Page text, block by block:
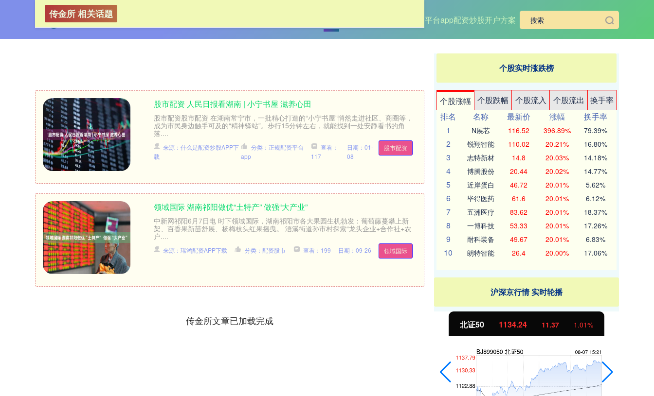
正规配资平台app配资炒股开户方案
传金所 相关话题
股市配资 人民日报看湖南 | 小宁书屋 滋养心田
股市配资股市配资 在湖南常宁市，一批精心打造的“小宁书屋”悄然走进社区、商圈等，
成为市民身边触手可及的“精神驿站”。步行15分钟左右，就能找到一处安静看书的角
落....
股市配资
来源：什么是配资炒股APP下
载
分类：正规配资平台
app
查看：
117
日期：01-
08
领域国际 湖南祁阳做优“土特产” 做强“大产业”
中新网祁阳6月7日电 时下领域国际，湖南祁阳市各大果园生机勃发：葡萄藤蔓攀上新
架、百香果新苗舒展、杨梅枝头红果摇曳。 浯溪街道孙市村探索“龙头企业+合作社+农
户....
领域国际
来源：瑶鸿配资APP下载 分类：配资股市 查看：199 日期：09-26
传金所文章已加载完成
个股实时涨跌榜
个股涨幅 个股跌幅 个股流入 个股流出
换手率
排名
名称 最新价 涨幅
换手率
1
N展芯 116.52 396.89% 79.39%
2 锐翔智能 110.02 20.21% 16.80%
3 志特新材 14.8 20.03% 14.18%
4 博腾股份 20.44 20.02% 14.77%
5 近岸蛋白 46.72 20.01% 5.62%
6 毕得医药 61.6 20.01% 6.12%
7 五洲医疗 83.62 20.01% 18.37%
8 一博科技 53.33 20.01% 17.26%
9 耐科装备 49.67 20.01% 6.83%
10 朗特智能 26.4 20.00% 17.06%
沪深京行情 实时轮播
200.89 1.42% 沪深300 北证50 1134.24 11.37 1.01%